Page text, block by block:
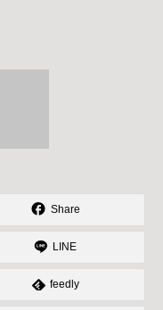
Share
LINE
feedly